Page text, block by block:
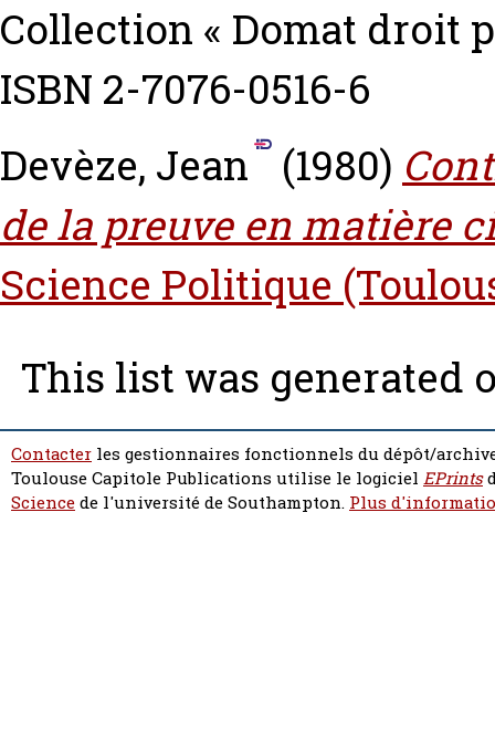
Collection « Domat droit
ISBN 2-7076-0516-6
Devèze, Jean
(1980)
de la preuve en matière
Science Politique
This list was generated
Contacter les gestionnaires fonctionnels du dépôt/
Toulouse Capitole Publications utilise le logiciel EPrints
Sciencede l'université de Southampton. Plus